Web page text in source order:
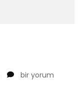
Miraç
bir yorum